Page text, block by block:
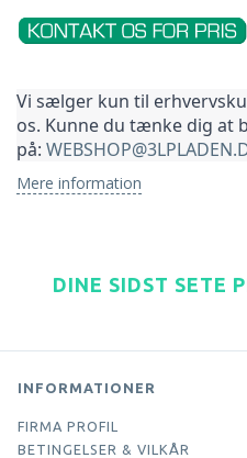
Vi sælger kun til
os. Kunne du tænke dig at
på:
Mere information
DINE SIDST SETE
INFORMATIONER
FIRMA PROFIL
BETINGELSER & VILKÅR